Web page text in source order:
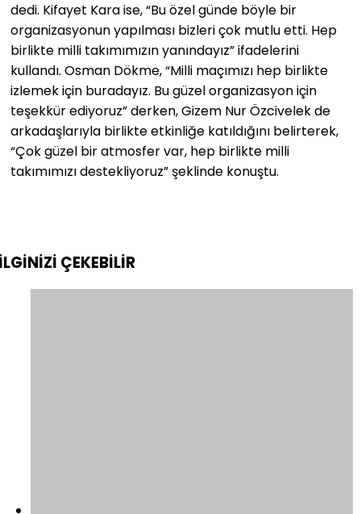
dedi. Kifayet Kara ise, “Bu özel günde böyle bir
organizasyonun yapılması bizleri çok mutlu etti. Hep
birlikte milli takımımızın yanındayız” ifadelerini
kullandı. Osman Dökme, “Milli maçımızı hep birlikte
izlemek için buradayız. Bu güzel organizasyon için
teşekkür ediyoruz” derken, Gizem Nur Özcivelek de
arkadaşlarıyla birlikte etkinliğe katıldığını belirterek,
“Çok güzel bir atmosfer var, hep birlikte milli
takımımızı destekliyoruz” şeklinde konuştu.
ÇEKEBİLİR